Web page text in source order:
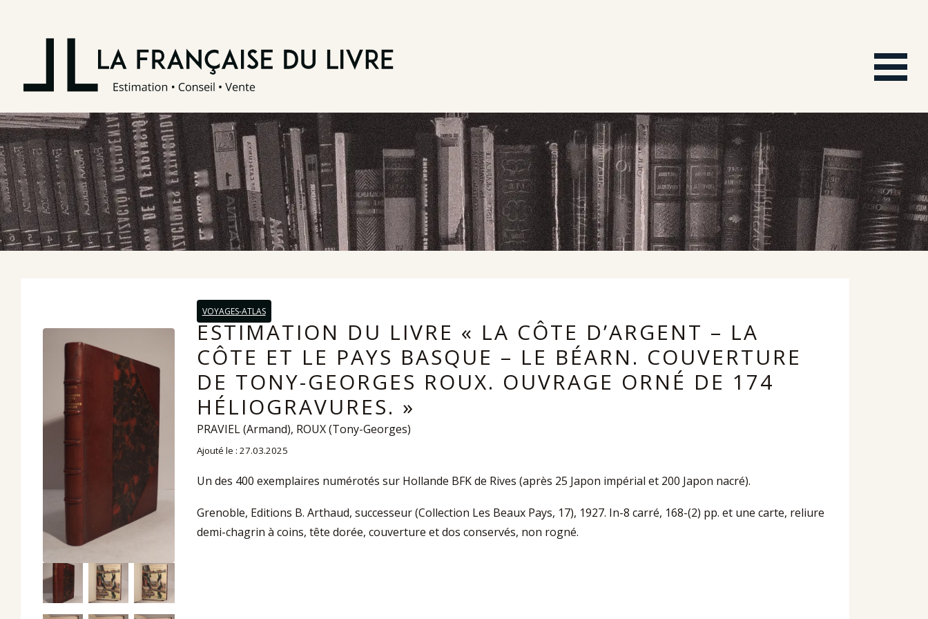
VOYAGES-ATLAS
ESTIMATION DU LIVRE « LA CÔTE D’ARGENT – LA
CÔTE ET LE PAYS BASQUE – LE BÉARN. COUVERTURE
DE TONY-GEORGES ROUX. OUVRAGE ORNÉ DE 174
HÉLIOGRAVURES. »
PRAVIEL (Armand), ROUX (Tony-Georges)
Ajouté le : 27.03.2025
Un des 400 exemplaires numérotés sur Hollande BFK de Rives (après 25 Japon impérial et 200 Japon nacré).
Grenoble, Editions B. Arthaud, successeur (Collection Les Beaux Pays, 17), 1927. In-8 carré, 168-(2) pp. et une carte, reliure
demi-chagrin à coins, tête dorée, couverture et dos conservés, non rogné.